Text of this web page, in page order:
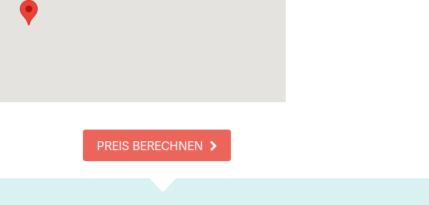
PREIS BERECHNEN